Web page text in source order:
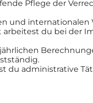
Pflege der
und
du bei der
du administrative